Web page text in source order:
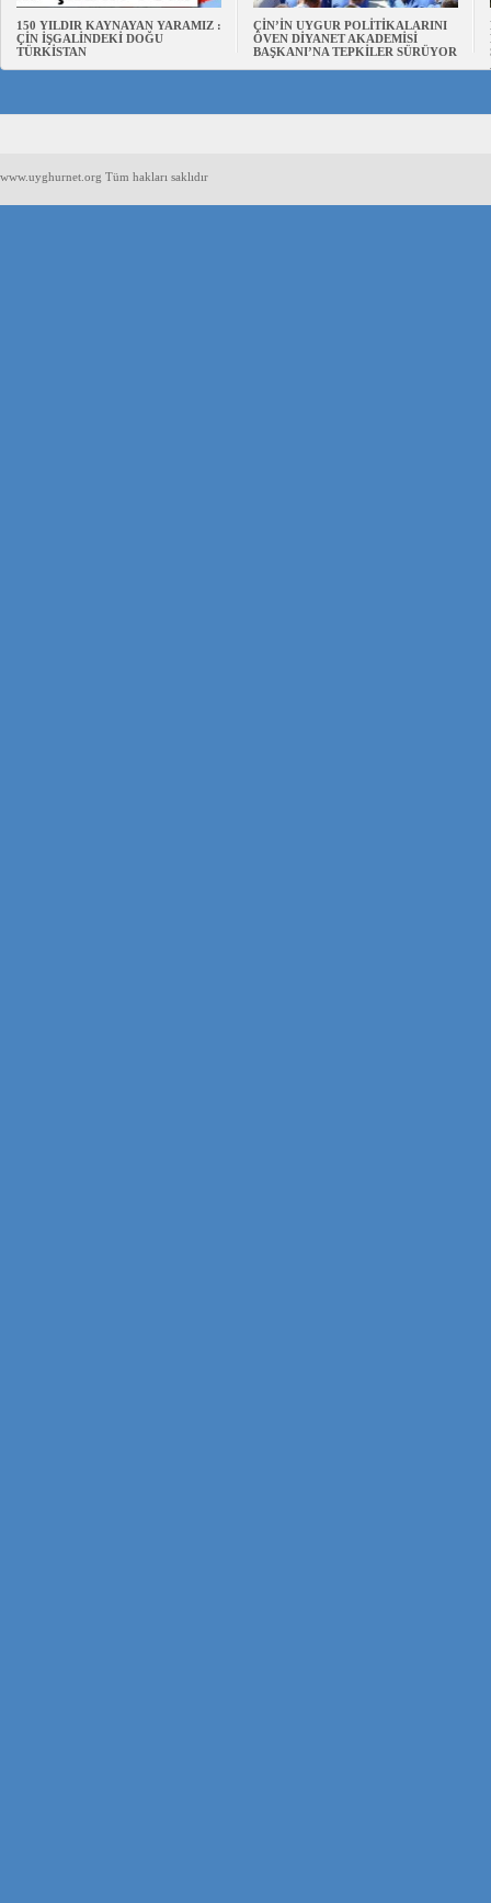
150 YILDIR KAYNAYAN YARAMIZ :
ÇİN İŞGALİNDEKİ DOĞU
TÜRKİSTAN
ÇİN’İN UYGUR POLİTİKALARINI
ÖVEN DİYANET AKADEMİSİ
BAŞKANI’NA TEPKİLER SÜRÜYOR
www.uyghurnet.org Tüm hakları saklıdır